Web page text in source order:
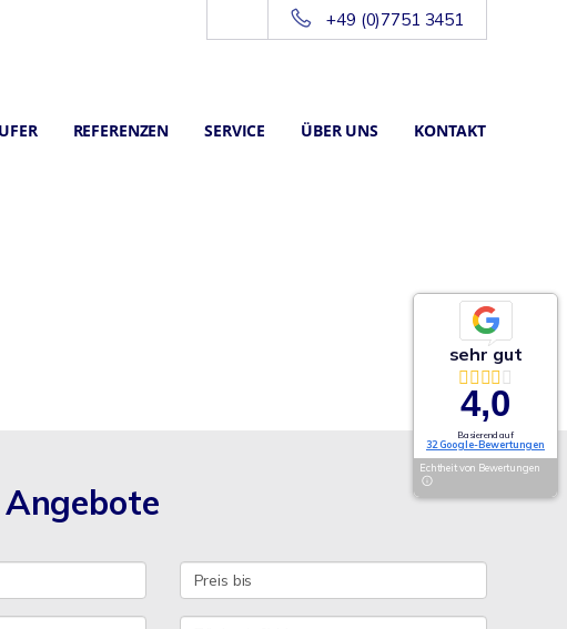
+49 (0)7751 3451
REFERENZEN SERVICE ÜBER UNS KONTAKT
sehr gut
4,0
Basierend auf
32 Google-Bewertungen
Echtheit von Bewertungen